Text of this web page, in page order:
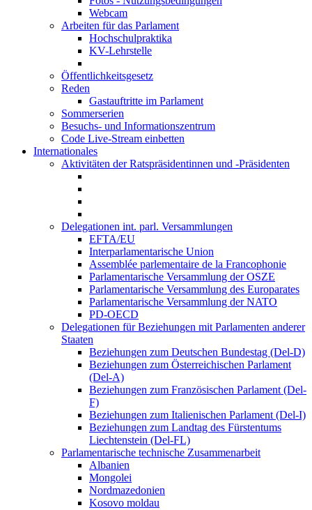
Webcam
Arbeiten für das Parlament
Hochschulpraktika
KV-Lehrstelle
Öffentlichkeitsgesetz
Reden
Gastauftritte im Parlament
Sommerserien
Besuchs- und Informationszentrum
Code Live-Stream einbetten
Internationales
Aktivitäten der Ratspräsidentinnen und -Präsidenten
Delegationen int. parl. Versammlungen
EFTA/EU
Interparlamentarische Union
Assemblée parlementaire de la Francophonie
Parlamentarische Versammlung der OSZE
Parlamentarische Versammlung des Europarates
Parlamentarische Versammlung der NATO
PD-OECD
Delegationen für Beziehungen mit Parlamenten anderer
Staaten
Beziehungen zum Deutschen Bundestag (Del-D)
Beziehungen zum Österreichischen Parlament
(Del-A)
Beziehungen zum Französischen Parlament (Del-
F)
Beziehungen zum Italienischen Parlament (Del-I)
Beziehungen zum Landtag des Fürstentums
Liechtenstein (Del-FL)
Parlamentarische technische Zusammenarbeit
Albanien
Mongolei
Nordmazedonien
Kosovo moldau